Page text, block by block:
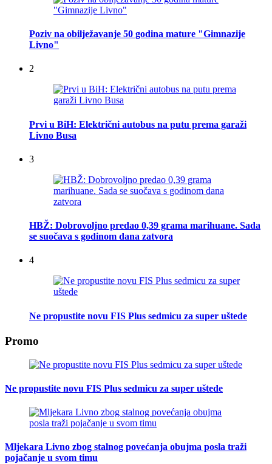
Poziv na obilježavanje 50 godina mature "Gimnazije
Livno"
2
Prvi u BiH: Električni autobus na putu prema garaži
Livno Busa
3
HBŽ: Dobrovoljno predao 0,39 grama marihuane. Sada
se suočava s godinom dana zatvora
4
Ne propustite novu FIS Plus sedmicu za super uštede
Promo
Ne propustite novu FIS Plus sedmicu za super uštede
Mljekara Livno zbog stalnog povećanja obujma posla traži
pojačanje u svom timu